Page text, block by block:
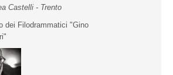
Castelli - Trento
dei Filodrammatici "Gino